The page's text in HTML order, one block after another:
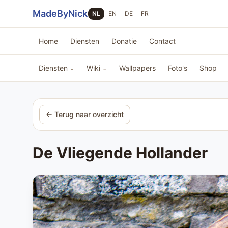
MadeByNick NL EN DE FR
Home Diensten Donatie Contact
Diensten ⌄ Wiki ⌄ Wallpapers Foto's Shop
← Terug naar overzicht
De Vliegende Hollander